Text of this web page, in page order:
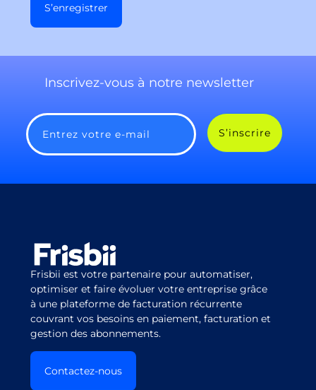
S’enregistrer
Inscrivez-vous à notre newsletter
Entrez votre e-mail S’inscrire
Frisbii est votre partenaire pour automatiser,
optimiser et faire évoluer votre entreprise grâce
à une plateforme de facturation récurrente
couvrant vos besoins en paiement, facturation et
gestion des abonnements.
Contactez-nous